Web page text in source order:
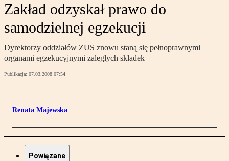
Zakład odzyskał prawo do
samodzielnej egzekucji
Dyrektorzy oddziałów ZUS znowu staną się pełnoprawnymi
organami egzekucyjnymi zaległych składek
Publikacja: 07.03.2008 07:54
Renata Majewska
Powiązane